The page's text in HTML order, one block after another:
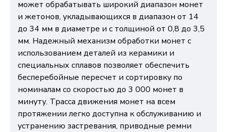
может обрабатывать широкий диапазон монет
и жетонов, укладывающихся в диапазон от 14
до 34 мм в диаметре и с толщиной от 0,8 до 3,5
мм. Надежный механизм обработки монет с
использованием деталей из керамики и
специальных сплавов позволяет обеспечить
бесперебойные пересчет и сортировку по
номиналам со скоростью до 3 000 монет в
минуту. Трасса движения монет на всем
протяжении легко доступна к обслуживанию и
устранению застревания, приводные ремни